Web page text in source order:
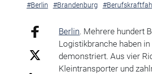
#Berlin #Brandenburg
Berlin. Mehrere hundert
Logistikbranche haben
demonstriert. Aus vier
Kleintransporter und